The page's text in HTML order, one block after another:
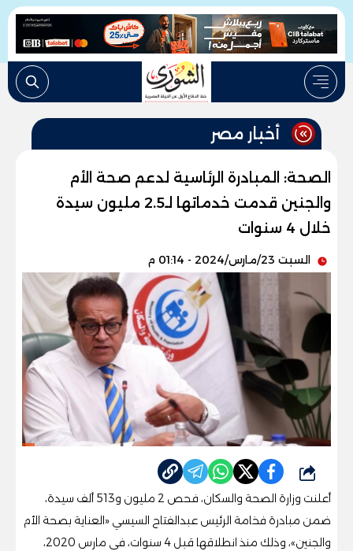
أخبار مصر
الصحة: المبادرة الرئاسية لدعم صحة الأم
والجنين قدمت خدماتها لـ2.5 مليون سيدة
خلال 4 سنوات
السبت 23/مارس/2024 - 01:14 م
شارك
أعلنت وزارة الصحة والسكان، فحص 2 مليون و513 ألف سيدة،
ضمن مبادرة فخامة الرئيس عبدالفتاح السيسي «العناية بصحة الأم
والجنين»، وذلك منذ انطلاقها قبل 4 سنوات، في مارس 2020،